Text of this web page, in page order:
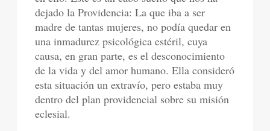
dejado la Providencia: La que iba a ser
madre de tantas mujeres, no podía quedar en
una inmadurez psicológica estéril, cuya
causa, en gran parte, es el desconocimiento
de la vida y del amor humano. Ella consideró
esta situación un extravío, pero estaba muy
dentro del plan providencial sobre su misión
eclesial.